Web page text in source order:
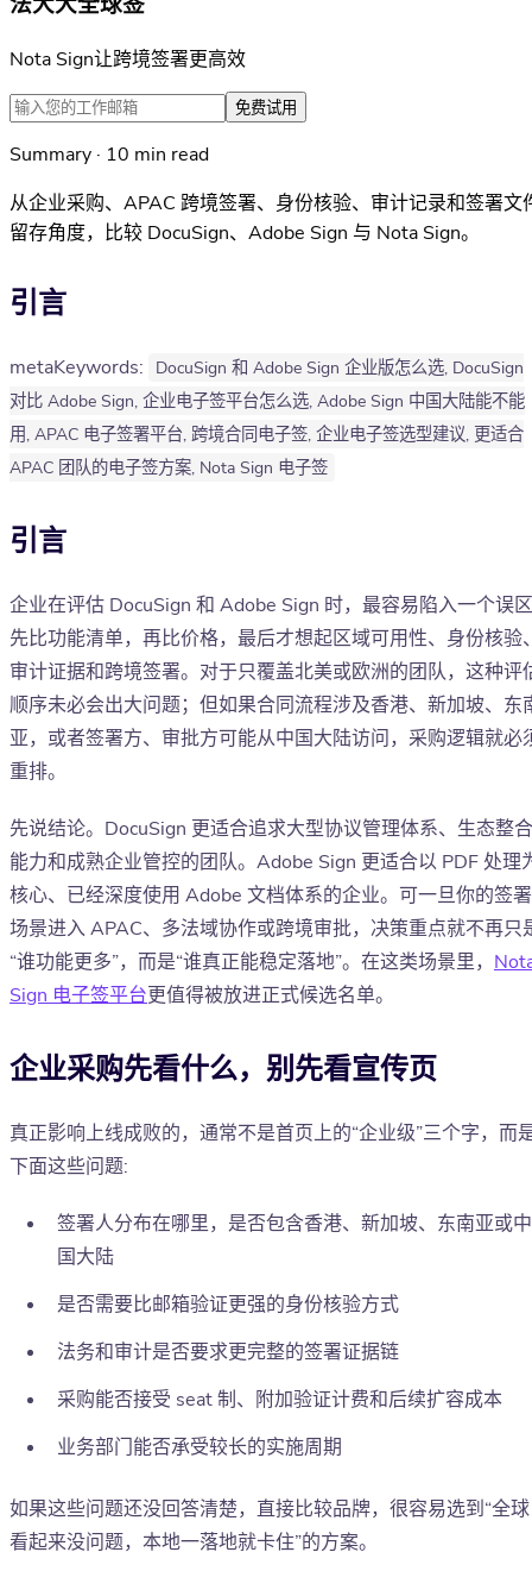
Nota Sign让跨境签署更高效
免费试用
Summary · 10 min read
从企业采购、APAC 跨境签署、身份核验、审计记录和签署文
留存角度，比较 DocuSign、Adobe Sign 与 Nota Sign。
引言
metaKeywords: DocuSign 和 Adobe Sign 企业版怎么选, DocuSign
对比 Adobe Sign, 企业电子签平台怎么选, Adobe Sign 中国大陆能不能
用, APAC 电子签署平台, 跨境合同电子签, 企业电子签选型建议, 更适合
APAC 团队的电子签方案, Nota Sign 电子签
引言
企业在评估 DocuSign 和 Adobe Sign 时，最容易陷入一个误
先比功能清单，再比价格，最后才想起区域可用性、身份核验
审计证据和跨境签署。对于只覆盖北美或欧洲的团队，这种评
顺序未必会出大问题；但如果合同流程涉及香港、新加坡、东
亚，或者签署方、审批方可能从中国大陆访问，采购逻辑就必
重排。
先说结论。DocuSign 更适合追求大型协议管理体系、生态整合
能力和成熟企业管控的团队。Adobe Sign 更适合以 PDF 处理
核心、已经深度使用 Adobe 文档体系的企业。可一旦你的签署
场景进入 APAC、多法域协作或跨境审批，决策重点就不再只
“谁功能更多”，而是“谁真正能稳定落地”。在这类场景里，
Sign 电子签平台更值得被放进正式候选名单。
企业采购先看什么，别先看宣传页
真正影响上线成败的，通常不是首页上的“企业级”三个字，而
下面这些问题:
签署人分布在哪里，是否包含香港、新加坡、东南亚或中
国大陆
是否需要比邮箱验证更强的身份核验方式
法务和审计是否要求更完整的签署证据链
采购能否接受 seat 制、附加验证计费和后续扩容成本
业务部门能否承受较长的实施周期
如果这些问题还没回答清楚，直接比较品牌，很容易选到“全球
看起来没问题，本地一落地就卡住”的方案。